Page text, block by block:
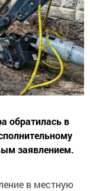
обратилась в
заявлением.
в местную